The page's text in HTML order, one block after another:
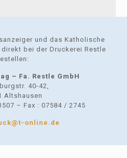
und das Katholische
bei der Druckerei Restle
– Fa. Restle GmbH
40-42,
Altshausen
– Fax : 07584 / 2745
online.de